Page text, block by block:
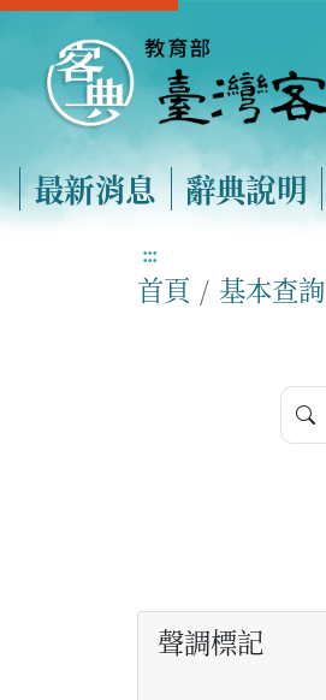
最新消息 辭典說明
:::
首頁 基本查詢
聲調標記